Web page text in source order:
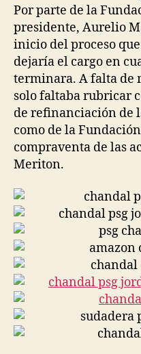
Por parte de la
presidente, Aurelio
inicio del proceso
dejaría el cargo en
terminara. A falta de
solo faltaba rubricar
de refinanciación de
como de la
compraventa de las
Meriton.